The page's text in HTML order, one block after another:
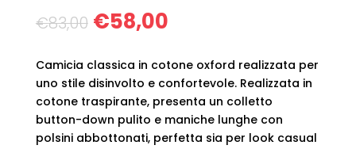
€83,00 Il
prezzo
originale
era:
€83,00.
€58,00Il
attuale
è:
€58,00.
Camicia classica in cotone oxford realizzata per
uno stile disinvolto e confortevole. Realizzata in
cotone traspirante, presenta un colletto
button-down pulito e maniche lunghe con
polsini abbottonati, perfetta sia per look casual